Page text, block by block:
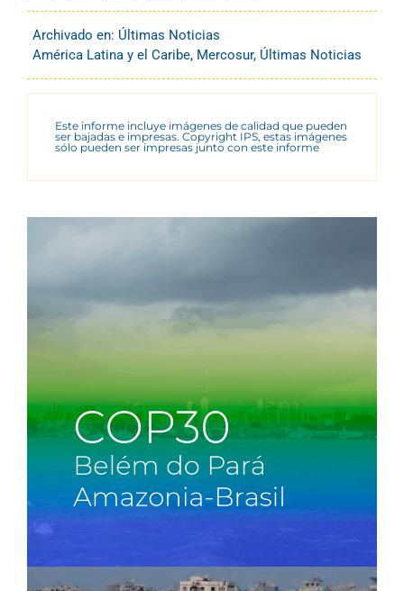
Archivado en: Últimas Noticias
América Latina y el Caribe, Mercosur, Últimas Noticias
Este informe incluye imágenes de calidad que pueden
ser bajadas e impresas. Copyright IPS, estas imágenes
sólo pueden ser impresas junto con este informe